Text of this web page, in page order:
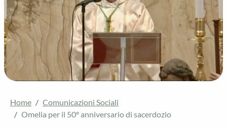
Home
Comunicazioni Sociali
Omelia per il 50º anniversario di sacerdozio